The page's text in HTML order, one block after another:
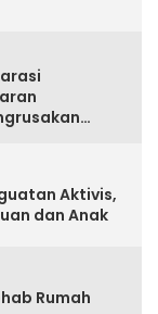
Aktivis,
dan Anak
Rumah